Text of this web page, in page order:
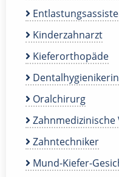
Kinderzahnarzt
Kieferorthopäde
Dentalhygienikerin
Oralchirurg
Zahntechniker
Mund-Kiefer-